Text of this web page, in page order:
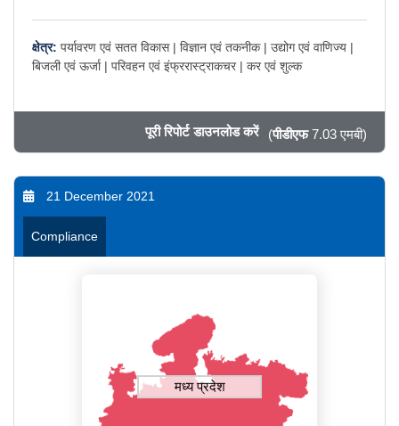
क्षेत्र: पर्यावरण एवं सतत विकास | विज्ञान एवं तकनीक | उद्योग एवं वाणिज्य |
बिजली एवं ऊर्जा | परिवहन एवं इंफ्ररास्ट्राकचर | कर एवं शुल्क
पूरी रिपोर्ट डाउनलोड करें (पीडीएफ7.03 एमबी)
21 December 2021
Compliance
मध्य प्रदेश